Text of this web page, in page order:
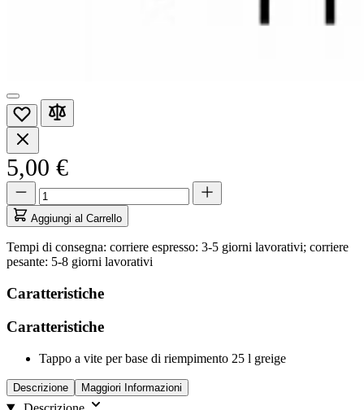
5,00 €
Quantità
aggiornata
1
Quantità
Aggiungi al Carrello
Tempi di consegna: corriere espresso: 3-5 giorni lavorativi; corriere
pesante: 5-8 giorni lavorativi
Caratteristiche
Caratteristiche
Tappo a vite per base di riempimento 25 l greige
Descrizione Maggiori Informazioni